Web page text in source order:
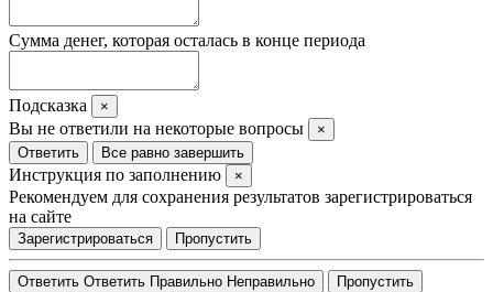
Сумма денег, которая осталась в конце периода
Подсказка ×
Вы не ответили на некоторые вопросы
×
Ответить
Все равно завершить
Инструкция по заполнению ×
Рекомендуем для сохранения результатов зарегистрироваться
на сайте
Зарегистрироваться Пропустить
Ответить Ответить Правильно Неправильно
Пропустить